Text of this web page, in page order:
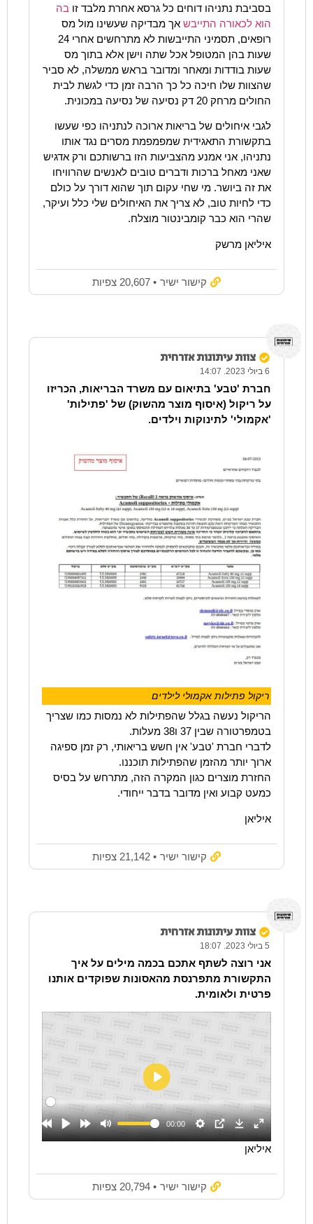
בסביבת נתניהו דוחים כל גרסא אחרת מלבד זו בה
הוא לכאורה התייבש אך מבדיקה שעשינו מול מס
רופאים, תסמיני התייבשות לא מתרחשים אחרי 24
שעות בהן המטופל אכל שתה וישן אלא בתוך מס
שעות בודדות ומאחר ומדובר בראש ממשלה, לא סביר
שהצוות שלו חיכה כל כך הרבה זמן כדי לגשת לבית
החולים מרחק 20 דק נסיעה של נסיעה במכונית.
לגבי איחולים של בריאות ארוכה לנתניהו כפי שעשו
בתקשורת התאגידית שמפמפמת מסרים נגד אותו
נתניהו, אני אמנע מהצביעות הזו ברשותכם ורק אדגיש
שאני מאחל ברכות ודברים טובים לאנשים שהרוויחו
את זה ביושר. מי שחי עקום תוך שהוא דורך על כולם
כדי לחיות טוב, לא צריך את האיחולים שלי כלל ועיקר,
שהרי הוא כבר קומבינטור מוצלח.
איליאן מרשק
קישור ישיר • 20,607 צפיות
צוות עיתונות אזרחית
6 ביולי 2023. 14:07
חברת 'טבע' בתיאום עם משרד הבריאות, הכריזו
על ריקול (איסוף מוצר מהשוק) של 'פתילות'
'אקמולי' לתינוקות וילדים.
ריקול פתילות אקמולי לילדים
הריקול נעשה בגלל שהפתילות לא נמסות כמו שצריך
בטמפרטורה שבין 37 ו38 מעלות.
לדברי חברת 'טבע' אין חשש בריאותי, רק זמן ספיגה
ארוך יותר מהזמן שהפתילות תוכננו.
החזרת מוצרים כגון המקרה הזה, מתרחש על בסיס
כמעט קבוע ואין מדובר בדבר ייחודי.
איליאן
קישור ישיר • 21,142 צפיות
צוות עיתונות אזרחית
5 ביולי 2023. 18:07
אני רוצה לשתף אתכם בכמה מילים על איך
התקשורת מתפרנסת מהאסונות שפוקדים אותנו
פרטית ולאומית.
איליאן
קישור ישיר • 20,794 צפיות